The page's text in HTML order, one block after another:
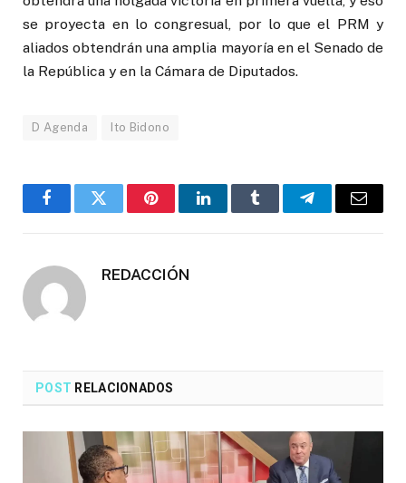
se proyecta en lo congresual, por lo que el PRM y
aliados obtendrán una amplia mayoría en el Senado de
la República y en la Cámara de Diputados.
D Agenda Ito Bidono
FacebookTwitter PinterestLinkedInTumblr TelegramaCorreo
REDACCIÓN
POST RELACIONADOS